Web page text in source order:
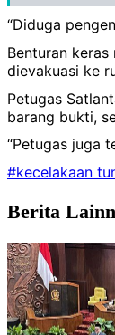
“Diduga
Benturan
dievakuasi ke
Petugas
barang bukti,
“Petugas juga
#kecelakaan
Berita